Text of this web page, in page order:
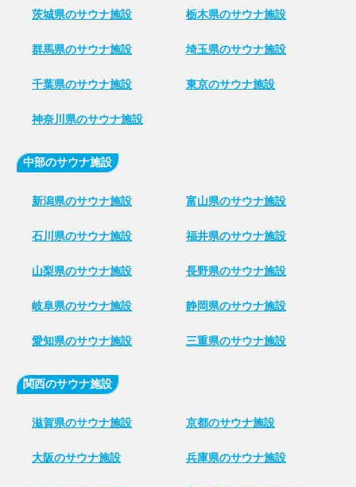
茨城県のサウナ施設 栃木県のサウナ施設
群馬県のサウナ施設 埼玉県のサウナ施設
千葉県のサウナ施設 東京のサウナ施設
神奈川県のサウナ施設
中部のサウナ施設
新潟県のサウナ施設 富山県のサウナ施設
石川県のサウナ施設 福井県のサウナ施設
山梨県のサウナ施設 長野県のサウナ施設
岐阜県のサウナ施設 静岡県のサウナ施設
愛知県のサウナ施設 三重県のサウナ施設
関西のサウナ施設
滋賀県のサウナ施設 京都のサウナ施設
大阪のサウナ施設 兵庫県のサウナ施設